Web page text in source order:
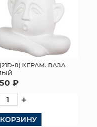
8) КЕРАМ. ВАЗА
₽
+